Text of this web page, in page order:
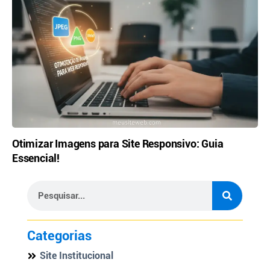
Otimizar Imagens para Site Responsivo: Guia
Essencial!
Categorias
Site Institucional